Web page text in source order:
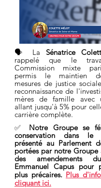
🗣 La Sénatrice
rappelé que le
Commission mixte
permis le maintien
mesures de justice
reconnaissance de
mères de famille avec
allant jusqu'à 5% pour
carrière complète.
✅ Notre Groupe se
conservation dans le
présenté au Parlement
portées par notre Groupe
des amendements
Emmanuel Capus pour
plus précaires. Plus
cliquant ici.